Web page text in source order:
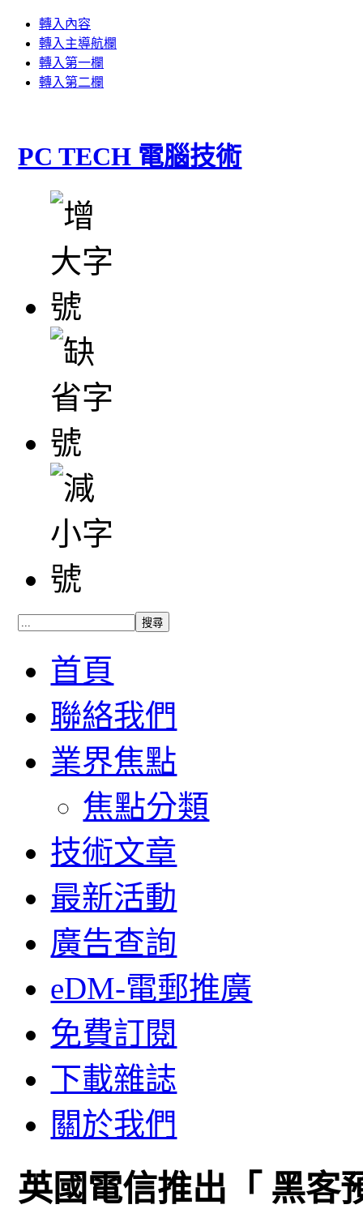
轉入內容
轉入主導航欄
轉入第一欄
轉入第二欄
PC TECH 電腦技術
首頁
聯絡我們
業界焦點
焦點分類
技術文章
最新活動
廣告查詢
eDM-電郵推廣
免費訂閱
下載雜誌
關於我們
英國電信推出「 黑客